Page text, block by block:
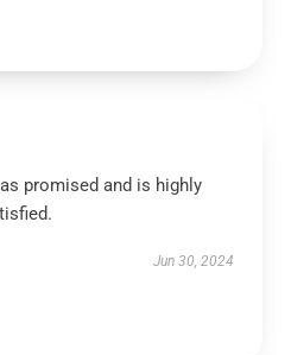
promised and is highly
Jun 30, 2024